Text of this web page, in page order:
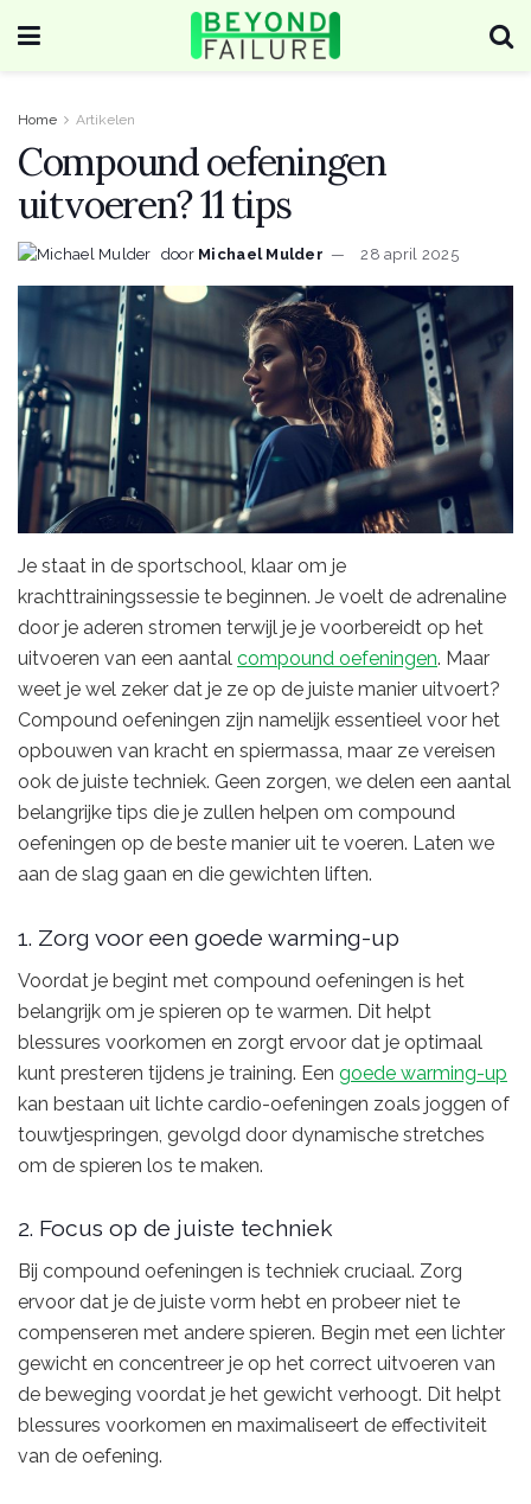
Home Artikelen
Compound oefeningen
uitvoeren? 11 tips
door Michael Mulder 28 april 2025
Je staat in de sportschool, klaar om je
krachttrainingssessie te beginnen. Je voelt de adrenaline
door je aderen stromen terwijl je je voorbereidt op het
uitvoeren van een aantal compound oefeningen. Maar
weet je wel zeker dat je ze op de juiste manier uitvoert?
Compound oefeningen zijn namelijk essentieel voor het
opbouwen van kracht en spiermassa, maar ze vereisen
ook de juiste techniek. Geen zorgen, we delen een aantal
belangrijke tips die je zullen helpen om compound
oefeningen op de beste manier uit te voeren. Laten we
aan de slag gaan en die gewichten liften.
1. Zorg voor een goede warming-up
Voordat je begint met compound oefeningen is het
belangrijk om je spieren op te warmen. Dit helpt
blessures voorkomen en zorgt ervoor dat je optimaal
kunt presteren tijdens je training. Een goede warming-up
kan bestaan uit lichte cardio-oefeningen zoals joggen of
touwtjespringen, gevolgd door dynamische stretches
om de spieren los te maken.
2. Focus op de juiste techniek
Bij compound oefeningen is techniek cruciaal. Zorg
ervoor dat je de juiste vorm hebt en probeer niet te
compenseren met andere spieren. Begin met een lichter
gewicht en concentreer je op het correct uitvoeren van
de beweging voordat je het gewicht verhoogt. Dit helpt
blessures voorkomen en maximaliseert de effectiviteit
van de oefening.